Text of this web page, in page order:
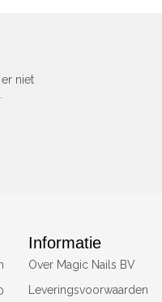
niet
Informatie
Over Magic Nails BV
Leveringsvoorwaarden